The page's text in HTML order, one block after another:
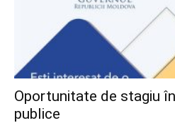
Oportunitate de stagiu
publice